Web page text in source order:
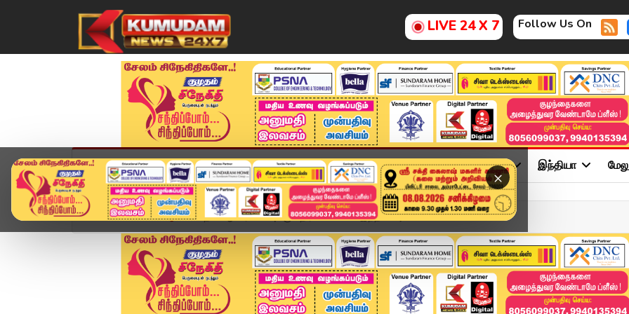
LIVE 24 X 7 Follow Us On
×
முகப்பு விளையாட்டு அண்மை தமிழ்நாடு சினிமா அரசியல் விளையாட்டு இந்தியா
Home விளையாட்டு தென் ஆப்பிரிக்காவுக்கு எதிரான டெஸ்ட்: இந்திய அண...